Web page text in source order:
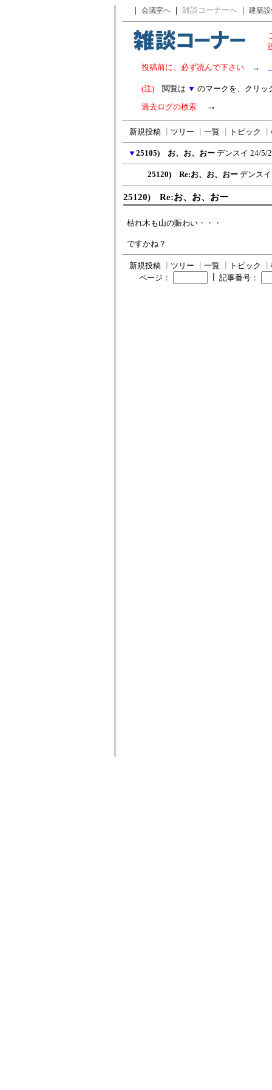
｜ 会議室へ ｜ 雑談コーナーへ ｜ 建築
投稿前に、必ず読んで下さい →
(注) 閲覧は ▼ のマークを、クリッ
過去ログの検索 →
新規投稿 ツリー 一覧 トピック
▼ 25105) お、お、おー デンスイ 24/5/
25120) Re:お、お、おー デンスイ
25120) Re:お、お、おー
枯れ木も山の賑わい・・・
ですかね？
新規投稿 ツリー 一覧 トピック
ページ：
記事番号：